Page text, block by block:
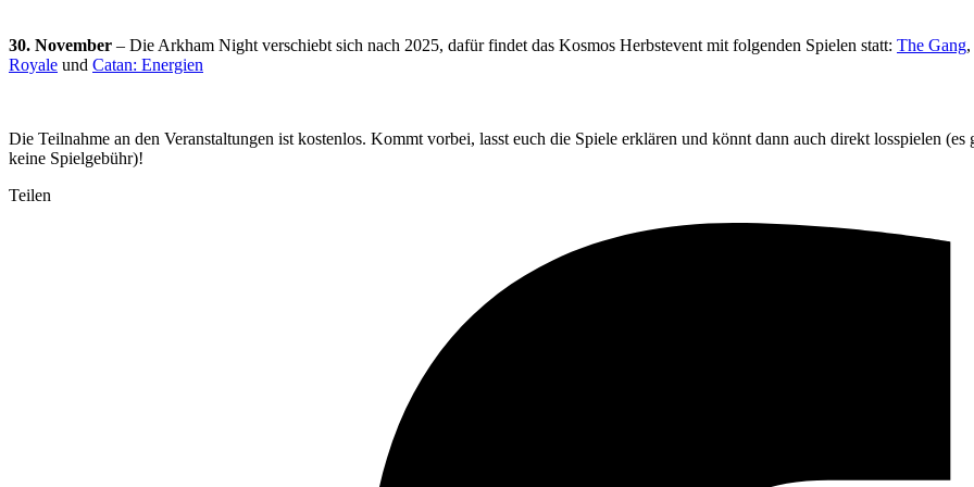
30. November – Die Arkham Night verschiebt sich nach 2025, dafür findet das Kosmos Herbstevent mit folgenden Spielen statt: The Gang,
Royale und Catan: Energien
Die Teilnahme an den Veranstaltungen ist kostenlos. Kommt vorbei, lasst euch die Spiele erklären und könnt dann auch direkt losspielen (es
keine Spielgebühr)!
Teilen